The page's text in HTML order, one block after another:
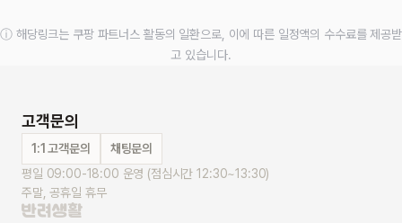
ⓘ 해당링크는 쿠팡 파트너스 활동의 일환으로, 이에 따른 일정액의 수수료를 제공받
고 있습니다.
고객문의
1:1 고객문의
채팅문의
평일 09:00-18:00 운영 (점심시간 12:30~13:30)
주말, 공휴일 휴무